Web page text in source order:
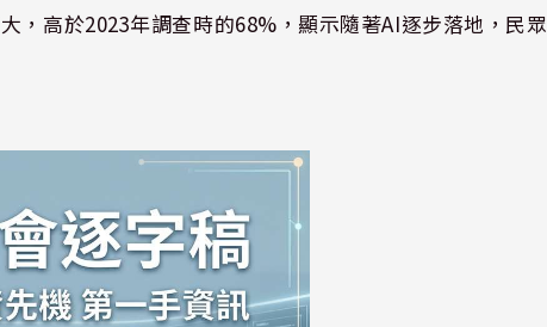
，高於2023年調查時的68%，顯示隨著AI逐步落地，民眾